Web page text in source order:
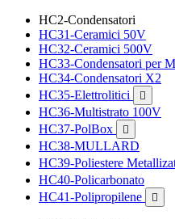
HC2-Condensatori
HC31-Ceramici 50V
HC32-Ceramici 500V
HC33-Condensatori per
HC34-Condensatori X2
HC35-Elettrolitici

HC36-Multistrato 100V
HC37-PolBox

HC38-MULLARD
HC39-Poliestere
HC40-Policarbonato
HC41-Polipropilene
